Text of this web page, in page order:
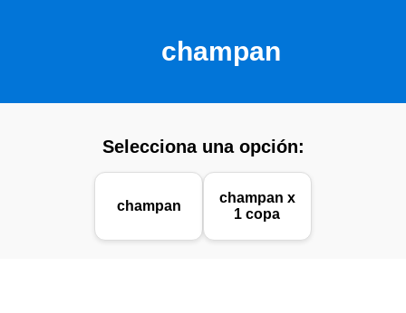
champan
Selecciona una opción:
champan
champan x
1 copa